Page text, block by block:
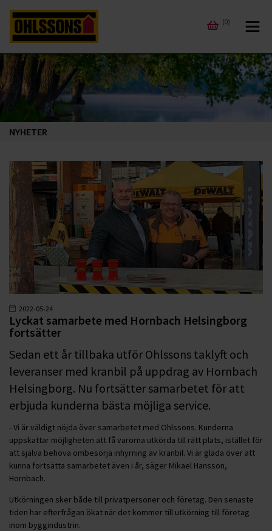
(0)
NYHETER
2022-05-24
Lyckat samarbete med Hornbach Helsingborg
fortsätter
Sedan ett år tillbaka utför Ohlssons taklyft och
leveranser med kranbil på uppdrag av Hornbach
Helsingborg. Nu fortsätter samarbetet för att
erbjuda kunderna bästa möjliga service.
- Vi är väldigt nöjda över samarbetet med Ohlssons. Kunderna
uppskattar möjligheten att få varorna utkörda till rätt plats, istället för
att själva behöva ombesörja inhyrning av kranbil. Vi är glada över att
kunna fortsätta samarbetet även i år, säger Mikael Hansson,
Hornbach.
Utkörningen sker både till privatpersoner och företag. Den senaste
tiden har efterfrågan ökat när det kommer till utkörning till företag
inom byggindustrin.